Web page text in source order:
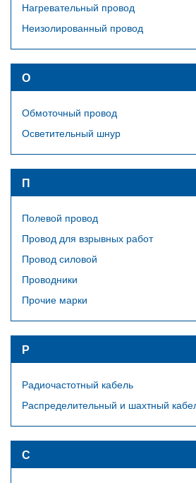
Нагревательный провод
Неизолированный провод
О
Обмоточный провод
Осветительный шнур
П
Полевой провод
Провод для взрывных работ
Провод силовой
Проводники
Прочие марки
Р
Радиочастотный кабель
Распределительный и шахтный
С